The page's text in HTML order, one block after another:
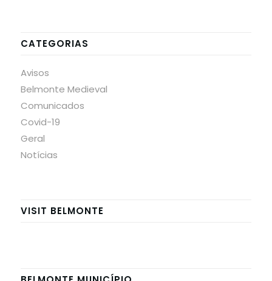
CATEGORIAS
Avisos
Belmonte Medieval
Comunicados
Covid-19
Geral
Notícias
VISIT BELMONTE